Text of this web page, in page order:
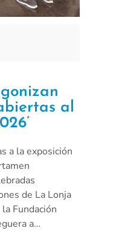
al
a la exposición
de La Lonja
Fundación
a…